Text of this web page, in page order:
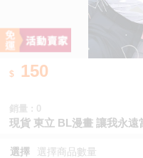
150
銷量 : 0
現貨 東立 BL漫畫 讓我永遠
選擇 選擇商品數量